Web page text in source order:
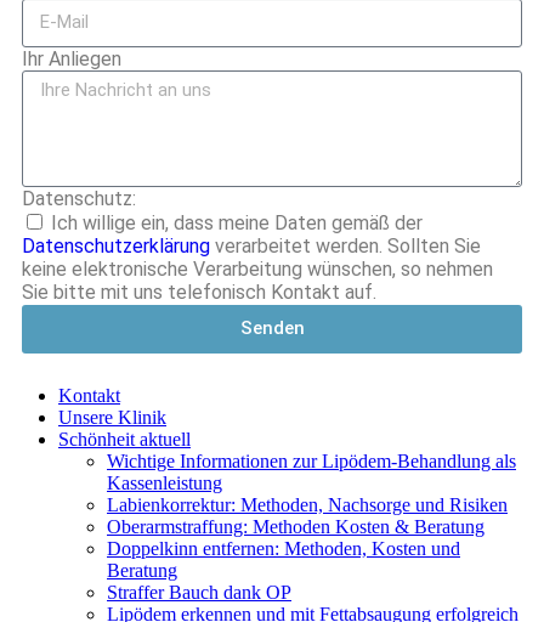
Ihr Anliegen
Datenschutz:
Ich willige ein, dass meine Daten gemäß der
Datenschutzerklärung verarbeitet werden. Sollten Sie
keine elektronische Verarbeitung wünschen, so nehmen
Sie bitte mit uns telefonisch Kontakt auf.
Senden
Kontakt
Unsere Klinik
Schönheit aktuell
Wichtige Informationen zur Lipödem-Behandlung als
Kassenleistung
Labienkorrektur: Methoden, Nachsorge und Risiken
Oberarmstraffung: Methoden Kosten & Beratung
Doppelkinn entfernen: Methoden, Kosten und
Beratung
Straffer Bauch dank OP
Lipödem erkennen und mit Fettabsaugung erfolgreich